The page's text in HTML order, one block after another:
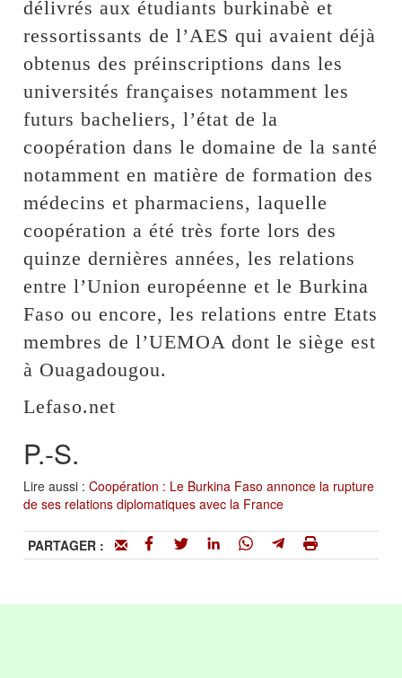
délivrés aux étudiants burkinabè et
ressortissants de l’AES qui avaient déjà
obtenus des préinscriptions dans les
universités françaises notamment les
futurs bacheliers, l’état de la
coopération dans le domaine de la santé
notamment en matière de formation des
médecins et pharmaciens, laquelle
coopération a été très forte lors des
quinze dernières années, les relations
entre l’Union européenne et le Burkina
Faso ou encore, les relations entre Etats
membres de l’UEMOA dont le siège est
à Ouagadougou.
Lefaso.net
P.-S.
Lire aussi :Coopération : Le Burkina Faso annonce la rupture
de ses relations diplomatiques avec la France
PARTAGER :